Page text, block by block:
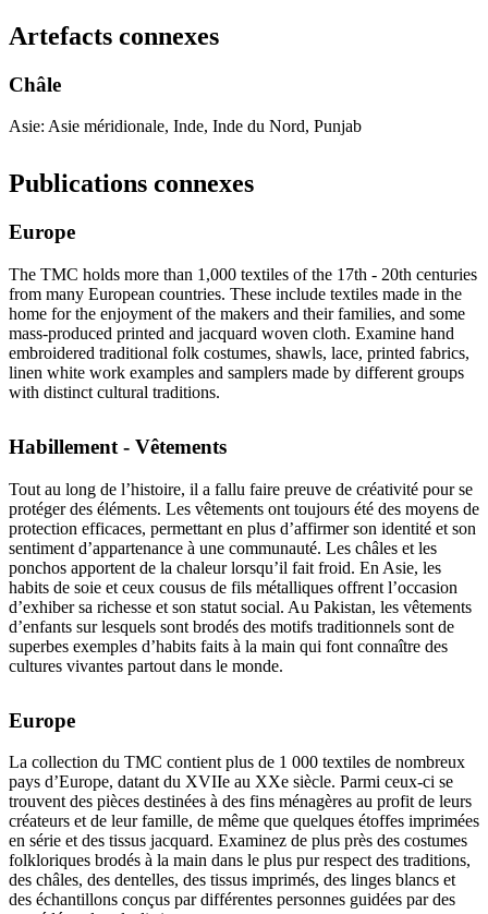
Artefacts connexes
Châle
Asie: Asie méridionale, Inde, Inde du Nord, Punjab
Publications connexes
Europe
The TMC holds more than 1,000 textiles of the 17th - 20th centuries
from many European countries. These include textiles made in the
home for the enjoyment of the makers and their families, and some
mass-produced printed and jacquard woven cloth. Examine hand
embroidered traditional folk costumes, shawls, lace, printed fabrics,
linen white work examples and samplers made by different groups
with distinct cultural traditions.
Habillement - Vêtements
Tout au long de l’histoire, il a fallu faire preuve de créativité pour se
protéger des éléments. Les vêtements ont toujours été des moyens de
protection efficaces, permettant en plus d’affirmer son identité et son
sentiment d’appartenance à une communauté. Les châles et les
ponchos apportent de la chaleur lorsqu’il fait froid. En Asie, les
habits de soie et ceux cousus de fils métalliques offrent l’occasion
d’exhiber sa richesse et son statut social. Au Pakistan, les vêtements
d’enfants sur lesquels sont brodés des motifs traditionnels sont de
superbes exemples d’habits faits à la main qui font connaître des
cultures vivantes partout dans le monde.
Europe
La collection du TMC contient plus de 1 000 textiles de nombreux
pays d’Europe, datant du XVIIe au XXe siècle. Parmi ceux-ci se
trouvent des pièces destinées à des fins ménagères au profit de leurs
créateurs et de leur famille, de même que quelques étoffes imprimées
en série et des tissus jacquard. Examinez de plus près des costumes
folkloriques brodés à la main dans le plus pur respect des traditions,
des châles, des dentelles, des tissus imprimés, des linges blancs et
des échantillons conçus par différentes personnes guidées par des